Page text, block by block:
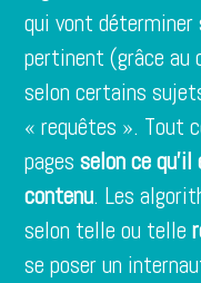
qui vont déterminer
pertinent (grâce au
selon certains
« requêtes ». Tout
pagesselon ce
contenu. Les
selon telle ou telle
se poser un